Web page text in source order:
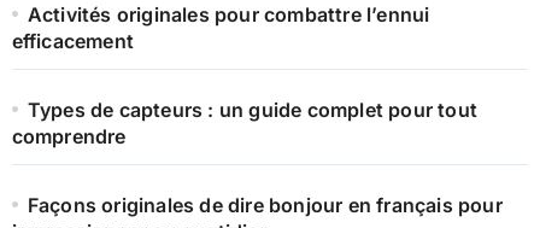
Activités originales pour combattre l’ennui
efficacement
Types de capteurs : un guide complet pour tout
comprendre
Façons originales de dire bonjour en français pour